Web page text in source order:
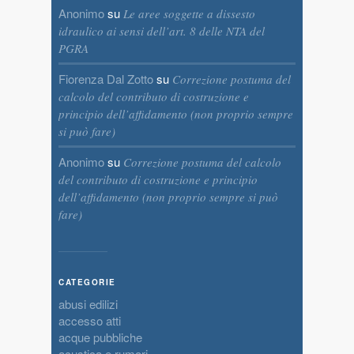
Anonimosu Le aree soggette a dissesto
idraulico ai sensi dell’art. 8 delle NTA del
PGRA
Fiorenza Dal Zottosu Correzione postuma del
calcolo del contributo di costruzione e
principio dell’affidamento (non proprio sempre
si può fare)
Anonimosu Correzione postuma del calcolo
del contributo di costruzione e principio
dell’affidamento (non proprio sempre si può
fare)
CATEGORIE
abusi edilizi
accesso atti
acque pubbliche